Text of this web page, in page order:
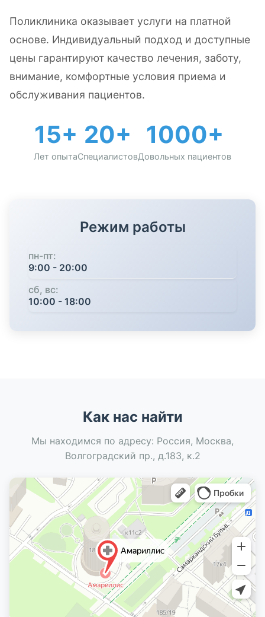
Поликлиника оказывает услуги на платной
основе. Индивидуальный подход и доступные
цены гарантируют качество лечения, заботу,
внимание, комфортные условия приема и
обслуживания пациентов.
15+
Лет опыта
20+
Специалистов
1000+
Довольных пациентов
Режим работы
пн-пт:
9:00 - 20:00
сб, вс:
10:00 - 18:00
Как нас найти
Мы находимся по адресу: Россия, Москва,
Волгоградский пр., д.183, к.2